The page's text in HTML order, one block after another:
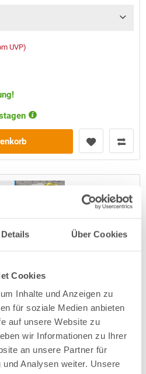
Details Über Cookies
Cookies
Inhalte und Anzeigen zu
für soziale Medien anbieten
auf unsere Website zu
wir Informationen zu Ihrer
an unsere Partner für
Analysen weiter. Unsere
UVP)
4,50 x 1,35 m | Undercover-
Set | Kompletteinb.
UVP)